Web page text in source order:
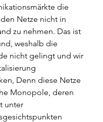
die
Netze nicht in
zu nehmen. Das ist
weshalb die
nicht gelingt und wir
Denn diese Netze
Monopole, deren
unter